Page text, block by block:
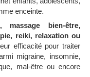
enceinte.
, massage bien-être,
reiki, relaxation ou
efficacité pour traiter
migraine, insomnie,
mal-être ou encore